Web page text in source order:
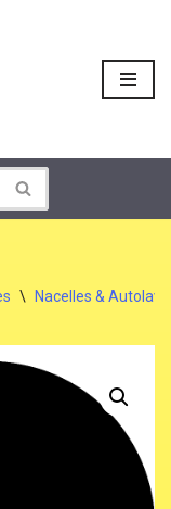
\ Nacelles &